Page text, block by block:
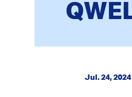
Jul. 24, 2024